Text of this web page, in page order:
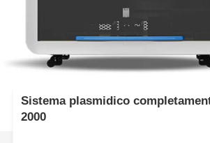
Sistema plasmidico
2000